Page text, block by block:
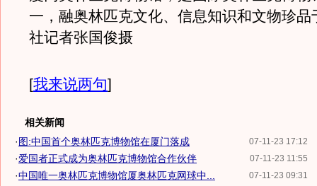
一，融奥林匹克文化、信息知识和文物珍品
社记者张国俊摄
[我来说两句]
相关新闻
07-11-23 17:12
·图:中国首个奥林匹克博物馆在厦门落成
07-11-23 11:55
·爱国者正式成为奥林匹克博物馆合作伙伴
07-11-23 09:31
·中国唯一奥林匹克博物馆厦奥林匹克网球中...